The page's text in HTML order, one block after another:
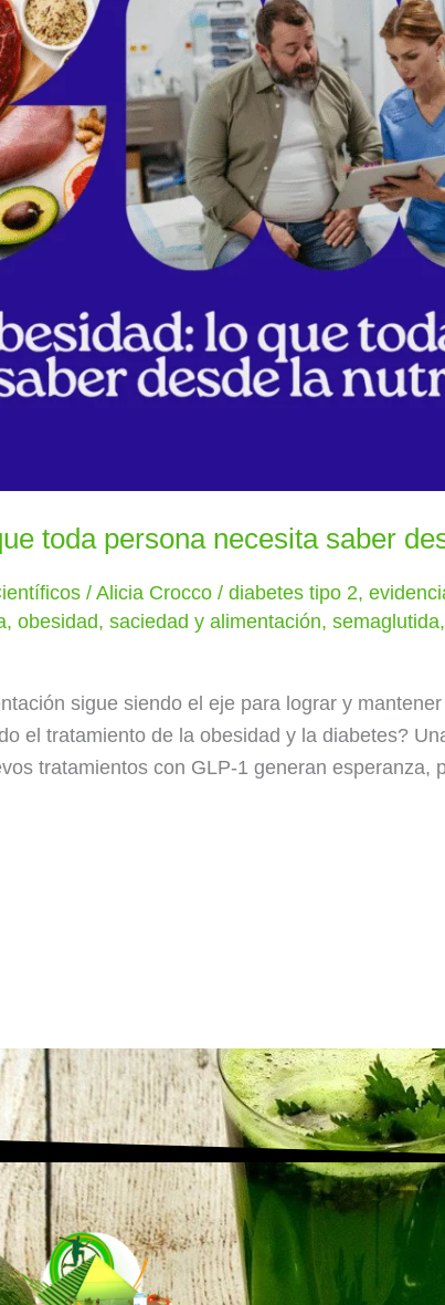
toda persona necesita saber
/Alicia Crocco/diabetes tipo 2,
,obesidad,saciedad y alimentación,semaglutida
sigue siendo el eje para lograr y
el tratamiento de la obesidad y la diabetes?
tratamientos con GLP-1 generan